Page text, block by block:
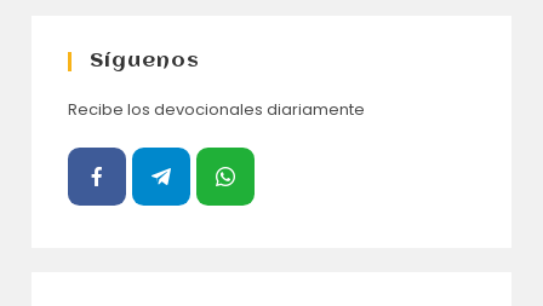
Síguenos
Recibe los devocionales diariamente